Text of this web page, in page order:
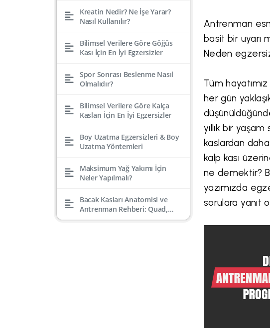
Kreatin Nedir? Ne İşe Yarar?
Nasıl Kullanılır?
Bilimsel Verilere Göre Göğüs
Kası İçin En İyi Egzersizler
Spor Sonrası Beslenme Nasıl
Olmalıdır?
Bilimsel Verilere Göre Kalça
Kasları İçin En İyi Egzersizler
Boy Uzatma Egzersizleri & Boy
Uzatma Yöntemleri
Maksimum Yağ Yakımı İçin
Neler Yapılmalı?
Bacak Kasları Anatomisi ve
Antrenman Rehberi: Quad,
Hamstring, Kalf, Gluteal
Antrenman
basit bir uyarı
Neden
Tüm
her gün
yıllık bir
kaslardan
kalp kası
ne demektir?
yazımızda
sorulara yanıt